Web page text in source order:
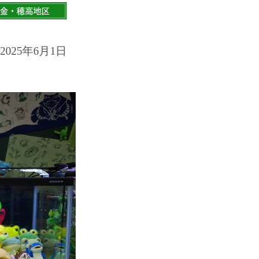
2025年6月1日